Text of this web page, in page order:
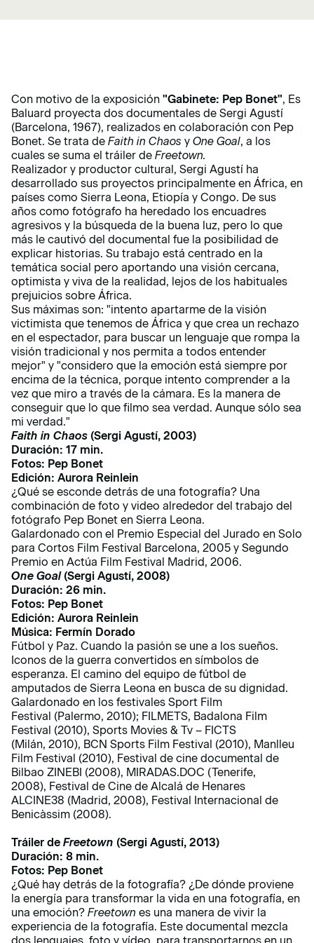
Con motivo de la exposición "Gabinete: Pep Bonet", Es
Baluard proyecta dos documentales de Sergi Agustí
(Barcelona, 1967), realizados en colaboración con Pep
Bonet. Se trata de Faith in Chaos y One Goal, a los
cuales se suma el tráiler de Freetown.
Realizador y productor cultural, Sergi Agustí ha
desarrollado sus proyectos principalmente en África, en
países como Sierra Leona, Etiopía y Congo. De sus
años como fotógrafo ha heredado los encuadres
agresivos y la búsqueda de la buena luz, pero lo que
más le cautivó del documental fue la posibilidad de
explicar historias. Su trabajo está centrado en la
temática social pero aportando una visión cercana,
optimista y viva de la realidad, lejos de los habituales
prejuicios sobre África.
Sus máximas son: "intento apartarme de la visión
victimista que tenemos de África y que crea un rechazo
en el espectador, para buscar un lenguaje que rompa la
visión tradicional y nos permita a todos entender
mejor" y "considero que la emoción está siempre por
encima de la técnica, porque intento comprender a la
vez que miro a través de la cámara. Es la manera de
conseguir que lo que filmo sea verdad. Aunque sólo sea
mi verdad."
Faith in Chaos (Sergi Agustí, 2003)
Duración: 17 min.
Fotos: Pep Bonet
Edición: Aurora Reinlein
¿Qué se esconde detrás de una fotografía? Una
combinación de foto y video alrededor del trabajo del
fotógrafo Pep Bonet en Sierra Leona.
Galardonado con el Premio Especial del Jurado en Solo
para Cortos Film Festival Barcelona, 2005 y Segundo
Premio en Actúa Film Festival Madrid, 2006.
One Goal(Sergi Agustí, 2008)
Duración: 26 min.
Fotos: Pep Bonet
Edición: Aurora Reinlein
Música: Fermín Dorado
Fútbol y Paz. Cuando la pasión se une a los sueños.
Iconos de la guerra convertidos en símbolos de
esperanza. El camino del equipo de fútbol de
amputados de Sierra Leona en busca de su dignidad.
Galardonado en los festivales Sport Film
Festival (Palermo, 2010); FILMETS, Badalona Film
Festival (2010), Sports Movies & Tv – FICTS
(Milán, 2010), BCN Sports Film Festival (2010), Manlleu
Film Festival (2010), Festival de cine documental de
Bilbao ZINEBI (2008), MIRADAS.DOC (Tenerife,
2008), Festival de Cine de Alcalá de Henares
ALCINE38 (Madrid, 2008), Festival Internacional de
Benicàssim (2008).
Tráiler de Freetown (Sergi Agustí, 2013)
Duración: 8 min.
Fotos: Pep Bonet
¿Qué hay detrás de la fotografía? ¿De dónde proviene
la energía para transformar la vida en una fotografía, en
una emoción? Freetown es una manera de vivir la
experiencia de la fotografía. Este documental mezcla